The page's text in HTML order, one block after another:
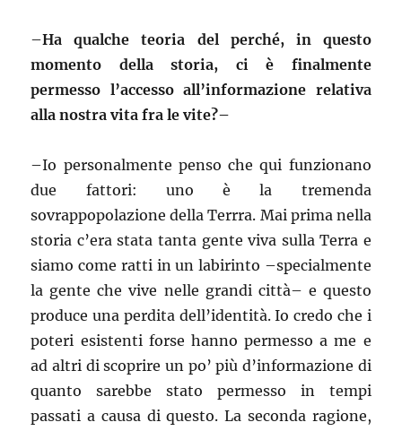
–Ha qualche teoria del perché, in questo
momento della storia, ci è finalmente
permesso l’accesso all’informazione relativa
alla nostra vita fra le vite?–
–Io personalmente penso che qui funzionano
due fattori: uno è la tremenda
sovrappopolazione della Terrra. Mai prima nella
storia c’era stata tanta gente viva sulla Terra e
siamo come ratti in un labirinto –specialmente
la gente che vive nelle grandi città– e questo
produce una perdita dell’identità. Io credo che i
poteri esistenti forse hanno permesso a me e
ad altri di scoprire un po’ più d’informazione di
quanto sarebbe stato permesso in tempi
passati a causa di questo. La seconda ragione,